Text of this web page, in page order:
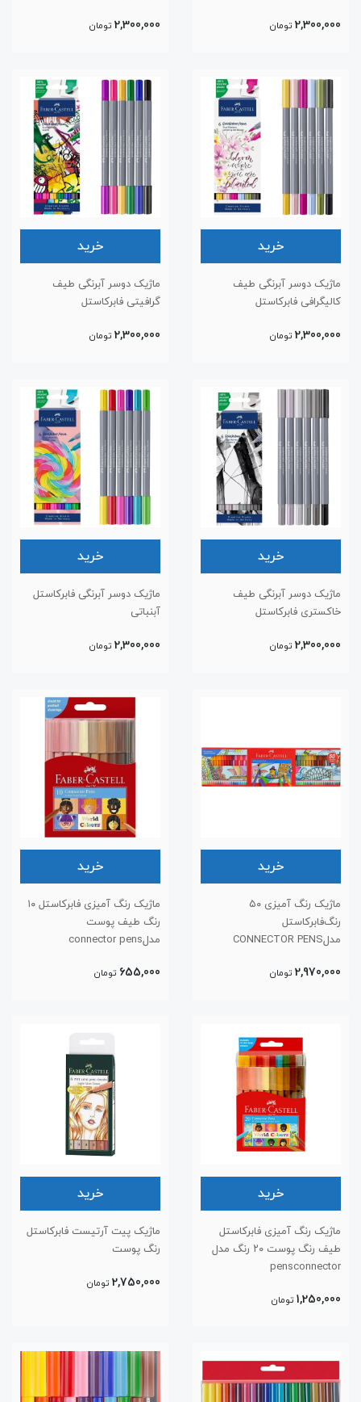
2,300,000 تومان 2,300,000 تومان
خرید
ماژیک دوسر آبرنگی طیف
کالیگرافی فابرکاستل
2,300,000 تومان
خرید
ماژیک دوسر آبرنگی طیف
گرافیتی فابرکاستل
2,300,000 تومان
خرید
ماژیک دوسر آبرنگی طیف
خاکستری فابرکاستل
2,300,000 تومان
خرید
ماژیک دوسر آبرنگی فابرکاستل
آبنباتی
2,300,000 تومان
خرید
ماژیک رنگ آمیزی ۵۰
رنگ‌فابرکاستل
مدلCONNECTOR PENS
2,970,000 تومان
خرید
ماژیک رنگ‌ آمیزی فابرکاستل ۱۰
رنگ طیف پوست
مدلconnector pens
655,000 تومان
خرید
ماژیک رنگ آمیزی فابرکاستل
طیف رنگ پوست ۲۰ رنگ مدل
pensconnector
1,250,000 تومان
خرید
ماژیک پیت آرتیست فابرکاستل
رنگ پوست
2,750,000 تومان